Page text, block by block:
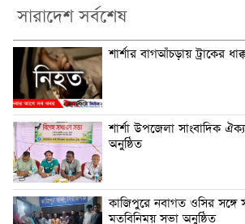
সারাদেশ সর্বশেষ
শার্শার বাগআঁচড়ায় ট্রাকের
শার্শা উপজেলা সাংবাদিক
অনুষ্ঠিত
কাজিপুরে নবাগত ওসির সঙ্গে
মতবিনিময় সভা অনুষ্ঠিত